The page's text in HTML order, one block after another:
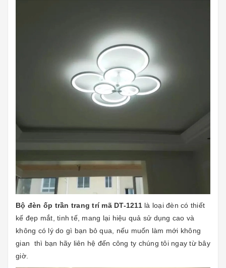
Bộ đèn ốp trần trang trí mã DT-1211là loại đèn có thiết
kế đẹp mắt, tinh tế, mang lại hiệu quả sử dụng cao và
không có lý do gì bạn bỏ qua, nếu muốn làm mới không
gian thì bạn hãy liên hệ đến công ty chúng tôi ngay từ bây
giờ.